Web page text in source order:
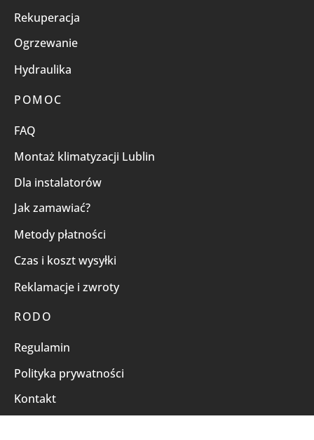
Rekuperacja
Ogrzewanie
Hydraulika
POMOC
FAQ
Montaż klimatyzacji Lublin
Dla instalatorów
Jak zamawiać?
Metody płatności
Czas i koszt wysyłki
Reklamacje i zwroty
RODO
Regulamin
Polityka prywatności
Kontakt